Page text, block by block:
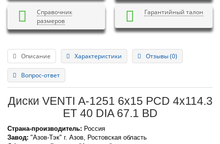
Справочник
размеров
Гарантийный талон
Описание Характеристики Отзывы (0)
Вопрос-ответ
Диски VENTI А-1251 6x15 PCD 4x114.3
ET 40 DIA 67.1 BD
Страна-производитель: Россия
Завод: "Азов-Тэк" г. Азов, Ростовская область